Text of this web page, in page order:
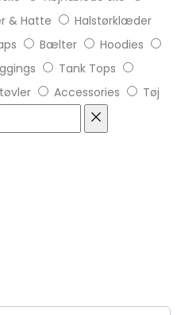
& Hatte
Halstørklæder
Bælter
Hoodies
Tank Tops
Accessories Tøj